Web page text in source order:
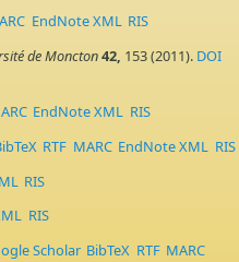
EndNote XML RIS
de Moncton42, 153 (2011). DOI
EndNote XML RIS
RTF MARC EndNote XML RIS
RIS
RIS
Scholar BibTeX RTF MARC